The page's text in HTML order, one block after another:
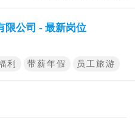
限公司 - 最新岗位
利 带薪年假 员工旅游